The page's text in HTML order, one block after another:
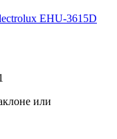
EHU-3615D
или